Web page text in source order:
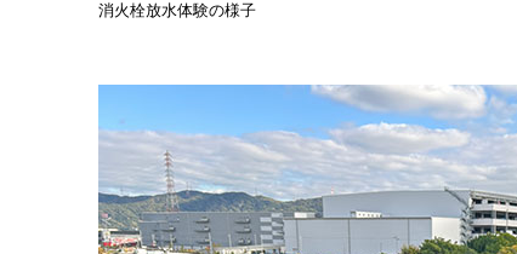
消火栓放水体験の様子